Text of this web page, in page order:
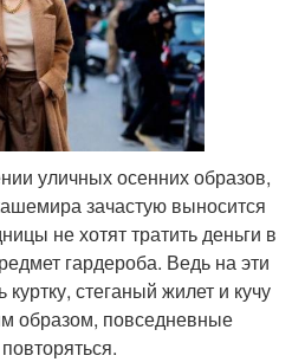
уличных осенних образов,
зачастую выносится
не хотят тратить деньги в
гардероба. Ведь на эти
стеганый жилет и кучу
образом, повседневные